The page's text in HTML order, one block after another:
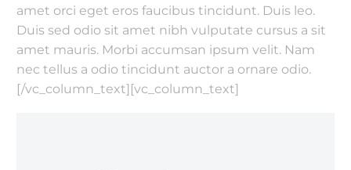
amet orci eget eros faucibus tincidunt. Duis leo.
Duis sed odio sit amet nibh vulputate cursus a sit
amet mauris. Morbi accumsan ipsum velit. Nam
nec tellus a odio tincidunt auctor a ornare odio.
[/vc_column_text][vc_column_text]